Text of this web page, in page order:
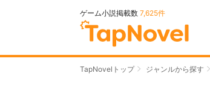
ゲーム小説掲載数 7,625件
TapNovelトップ ジャンルから探す